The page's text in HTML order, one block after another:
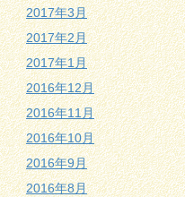
2017年3月
2017年2月
2017年1月
2016年12月
2016年11月
2016年10月
2016年9月
2016年8月